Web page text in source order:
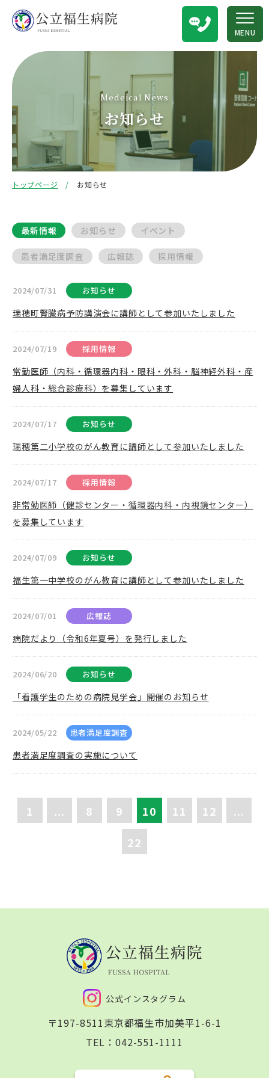
MENU
Medeical News
お知らせ
トップページ お知らせ
最新情報 お知らせ イベント
患者満足度調査 広報誌 採用情報
2024/07/31 お知らせ
瑞穂町腎臓病予防講演会に講師として参加いたしました
2024/07/19 採用情報
常勤医師（内科・循環器内科・眼科・外科・脳神経外科・産
婦人科・総合診療科）を募集しています
2024/07/17 お知らせ
瑞穂第二小学校のがん教育に講師として参加いたしました
2024/07/17 採用情報
非常勤医師（健診センター・循環器内科・内視鏡センター）
を募集しています
2024/07/09 お知らせ
福生第一中学校のがん教育に講師として参加いたしました
2024/07/01 広報誌
病院だより（令和6年夏号）を発行しました
2024/06/20 お知らせ
「看護学生のための病院見学会」開催のお知らせ
2024/05/22 患者満足度調査
患者満足度調査の実施について
1 ... 8 9 10 11 12
...
22
公式インスタグラム
〒197-8511東京都福生市加美平1-6-1
TEL： 042-551-1111